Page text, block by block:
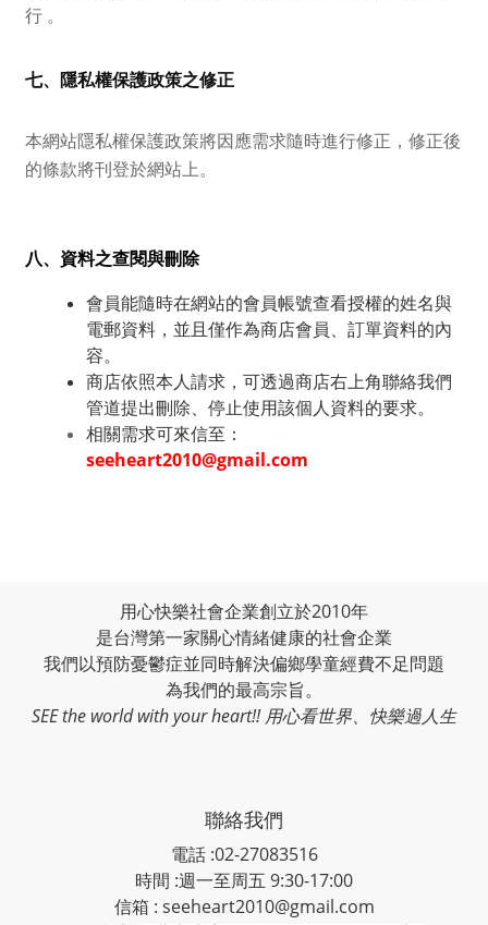
行 。
七、隱私權保護政策之修正
本網站隱私權保護政策將因應需求隨時進行修正，修正後
的條款將刊登於網站上。
八、資料之查閱與刪除
會員能隨時在網站的會員帳號查看授權的姓名與
電郵資料，並且僅作為商店會員、訂單資料的內
容。
商店依照本人請求，可透過商店右上角聯絡我們
管道提出刪除、停止使用該個人資料的要求。
相關需求可來信至：
seeheart2010@gmail.com
用心快樂社會企業創立於2010年
是台灣第一家關心情緒健康的社會企業
我們以預防憂鬱症並同時解決偏鄉學童經費不足問題
為我們的最高宗旨。
SEE the world with your heart!! 用心看世界、快樂過人生
聯絡我們
電話 :02-27083516
時間 :週一至周五 9:30-17:00
信箱 : seeheart2010@gmail.com